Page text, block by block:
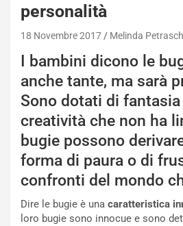
personalità
18 Novembre 2017 Melinda
I bambini dicono le
anche tante, ma sarà
Sono dotati di fantasia
creatività che non ha
bugie possono
forma di paura o di
confronti del mondo
Dire le bugie è una caratteristica
loro bugie sono innocue e sono